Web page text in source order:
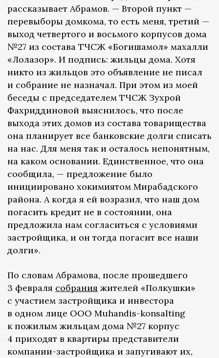
рассказывает Абрамов. — Второй пункт —
перевыборы домкома, то есть меня, третий —
выход четвертого и восьмого корпусов дома
№27 из состава ТЧСЖ «Богишамол» махалли
«Лолазор». И подпись: жильцы дома. Хотя
никто из жильцов это объявление не писал
и собрание не назначал. При этом из моей
беседы с председателем ТЧСЖ Зухрой
Фахриддиновой выяснилось, что после
выхода этих домов из состава товарищества
она планирует все банковские долги списать
на нас. Для меня так и осталось непонятным,
на каком основании. Единственное, что она
сообщила, — предложение было
инициировано хокимиятом Мирабадского
района. А когда я ей возразил, что наш дом
погасить кредит не в состоянии, она
предложила нам согласиться с условиями
застройщика, и он тогда погасит все наши
долги».
По словам Абрамова, после прошедшего
3 февраля собрания жителей «Полкушки»
с участием застройщика и инвестора
в одном лице ООО Muhandis-konsalting
к пожилым жильцам дома №27 корпус
4 приходят в квартиры представители
компании-застройщика и запугивают их,